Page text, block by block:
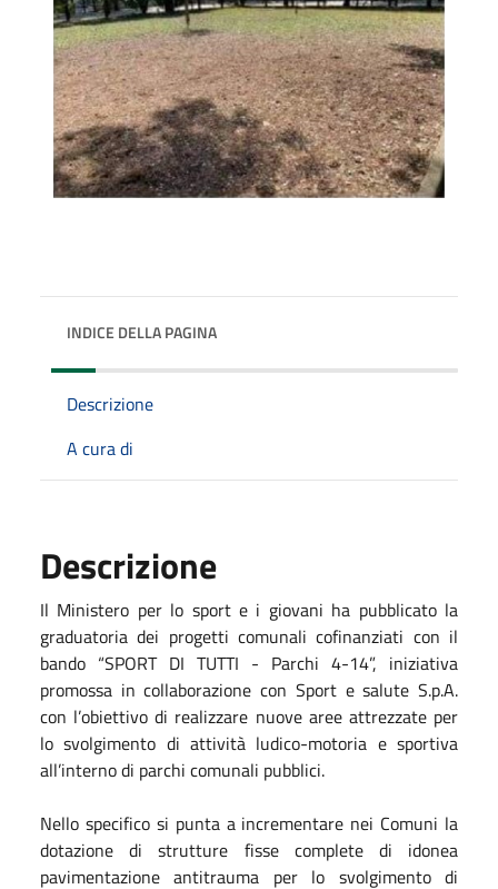
INDICE DELLA PAGINA
Descrizione
A cura di
Descrizione
Il Ministero per lo sport e i giovani ha pubblicato la
graduatoria dei progetti comunali cofinanziati con il
bando “SPORT DI TUTTI - Parchi 4-14”, iniziativa
promossa in collaborazione con Sport e salute S.p.A.
con l’obiettivo di realizzare nuove aree attrezzate per
lo svolgimento di attività ludico-motoria e sportiva
all’interno di parchi comunali pubblici.
Nello specifico si punta a incrementare nei Comuni la
dotazione di strutture fisse complete di idonea
pavimentazione antitrauma per lo svolgimento di